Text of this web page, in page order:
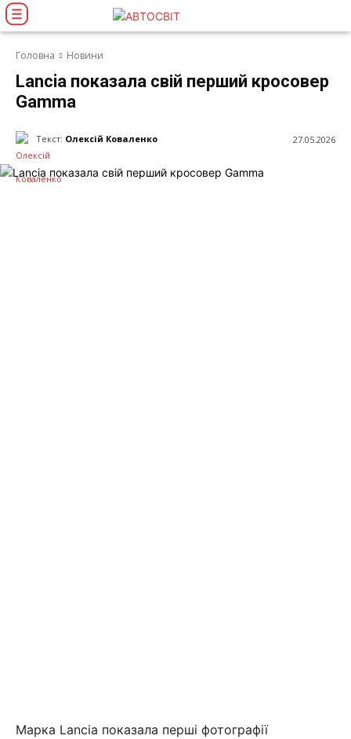
Головна Новини
Lancia показала свій перший кросовер
Gamma
Текст: Олексій Коваленко 27.05.2026
Марка Lancia показала перші фотографії